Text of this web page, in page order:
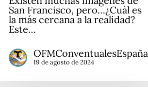
San Francisco, pero…¿Cuál es
la más cercana a la realidad?
Este…
OFMConventualesEspaña
19 de agosto de 2024